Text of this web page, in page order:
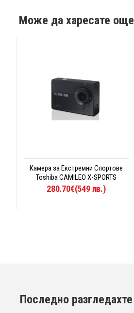
Може да харесате още
Камера за Екстремни Спортове
Toshiba CAMILEO X-SPORTS
280.70€(549 лв.)
Последно разгледахте